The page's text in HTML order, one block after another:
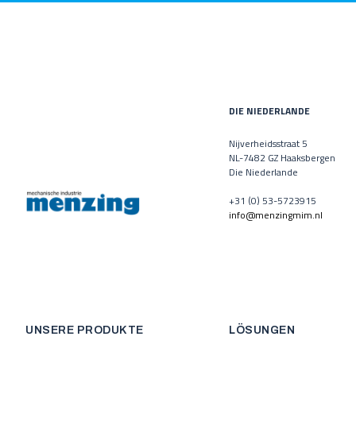
DIE NIEDERLANDE
Nijverheidsstraat 5
NL-7482 GZ Haaksbergen
Die Niederlande
+31 (0) 53-5723915
info@menzingmim.nl
UNSERE PRODUKTE LÖSUNGEN